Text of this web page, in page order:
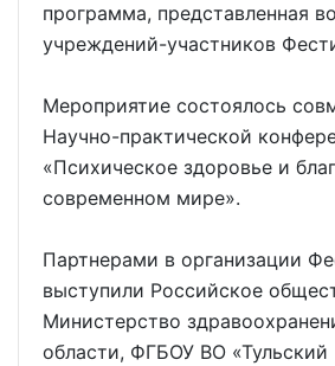
программа, представленная
учреждений-участников
Мероприятие состоялось
Научно-практической
«Психическое здоровье и
современном мире».
Партнерами в организации
выступили Российское
Министерство
области, ФГБОУ ВО «Тульский